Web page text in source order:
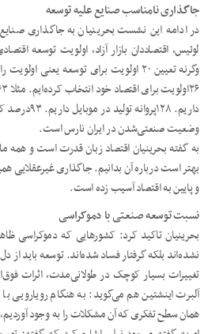
جاگذاری نامناسب صنایع علیه توسعه
در ادامه این نشست بحرینیان به جاگذاری
لوئیس، اقتصاددان بازار آزاد، اولویت توسعه
وگرنه تعیین ۲۰ اولویت برای توسعه یعنی
داریم.
وضعیت صنعتی‌شدن در ایران نارس است.
به گفته بحرینیان اقتصاد زبان قدرت است و همه
بهتر است درباره آن بدانیم. جاگذاری غیرعقلایی
و پایین به اقتصاد آسیب ‌زده است.
نسبت توسعه صنعتی با دموکراسی
بحرینیان تاکید کرد: کشورهایی که دموکراسی
نشده‌اند بلکه گرفتار فساد شده‌اند. توسعه باید از
تغییرات بسیار کوچک در طولانی‌مدت، اثرات
آلبرت اینشتین هم می‌گوید: به هنگام رویارویی
همان سطح تفکری که آن مشکلات را به وجود آوردیم،